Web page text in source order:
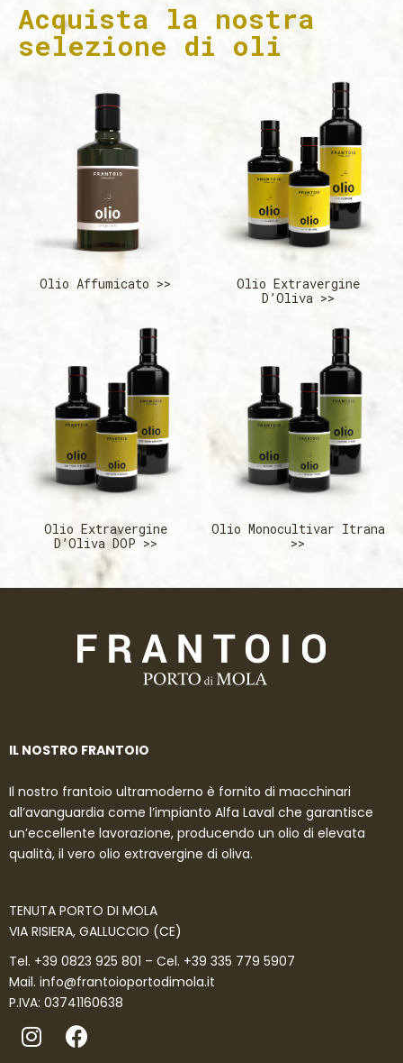
Acquista la nostra
selezione di oli
Olio Affumicato >>
Olio Extravergine
D’Oliva >>
Olio Extravergine
D’Oliva DOP >>
Olio Monocultivar Itrana
>>
IL NOSTRO FRANTOIO
Il nostro frantoio ultramoderno è fornito di macchinari
all’avanguardia come l’impianto Alfa Laval che garantisce
un’eccellente lavorazione, producendo un olio di elevata
qualità, il vero olio extravergine di oliva.
TENUTA PORTO DI MOLA
VIA RISIERA, GALLUCCIO (CE)
Tel. +39 0823 925 801 – Cel. +39 335 779 5907
Mail. info@frantoioportodimola.it
P.IVA: 03741160638